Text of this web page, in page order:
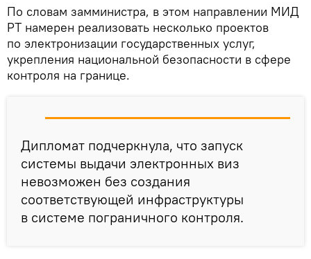
По словам замминистра, в этом направлении МИД
РТ намерен реализовать несколько проектов
по электронизации государственных услуг,
укрепления национальной безопасности в сфере
контроля на границе.
Дипломат подчеркнула, что запуск
системы выдачи электронных виз
невозможен без создания
соответствующей инфраструктуры
в системе пограничного контроля.